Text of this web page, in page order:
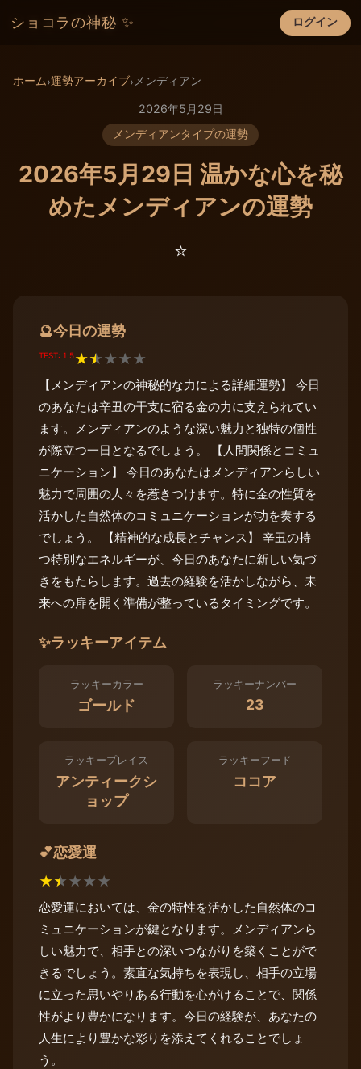
ショコラの神秘 ✨ ログイン
×
ホーム›運勢アーカイブ› メンディアン
2026年5月29日
メンディアンタイプの運勢
2026年5月29日 温かな心を秘
めたメンディアンの運勢
⭐️
🔮今日の運勢
TEST: 1.5★★★★★
【メンディアンの神秘的な力による詳細運勢】 今日
のあなたは辛丑の干支に宿る金の力に支えられてい
ます。メンディアンのような深い魅力と独特の個性
が際立つ一日となるでしょう。 【人間関係とコミュ
ニケーション】 今日のあなたはメンディアンらしい
魅力で周囲の人々を惹きつけます。特に金の性質を
活かした自然体のコミュニケーションが功を奏する
でしょう。 【精神的な成長とチャンス】 辛丑の持
つ特別なエネルギーが、今日のあなたに新しい気づ
きをもたらします。過去の経験を活かしながら、未
来への扉を開く準備が整っているタイミングです。
✨ラッキーアイテム
ラッキーカラー
ゴールド
ラッキーナンバー
23
ラッキープレイス
アンティークシ
ョップ
ラッキーフード
ココア
💕恋愛運
★★★★★
恋愛運においては、金の特性を活かした自然体のコ
ミュニケーションが鍵となります。メンディアンら
しい魅力で、相手との深いつながりを築くことがで
きるでしょう。素直な気持ちを表現し、相手の立場
に立った思いやりある行動を心がけることで、関係
性がより豊かになります。今日の経験が、あなたの
人生により豊かな彩りを添えてくれることでしょ
う。